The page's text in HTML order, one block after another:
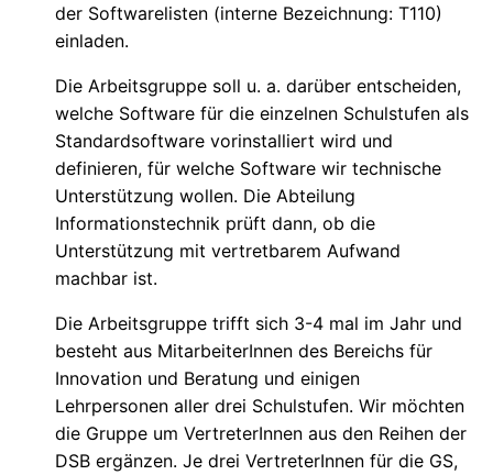
der Softwarelisten (interne Bezeichnung: T110)
einladen.
Die Arbeitsgruppe soll u. a. darüber entscheiden,
welche Software für die einzelnen Schulstufen als
Standardsoftware vorinstalliert wird und
definieren, für welche Software wir technische
Unterstützung wollen. Die Abteilung
Informationstechnik prüft dann, ob die
Unterstützung mit vertretbarem Aufwand
machbar ist.
Die Arbeitsgruppe trifft sich 3-4 mal im Jahr und
besteht aus MitarbeiterInnen des Bereichs für
Innovation und Beratung und einigen
Lehrpersonen aller drei Schulstufen. Wir möchten
die Gruppe um VertreterInnen aus den Reihen der
DSB ergänzen. Je drei VertreterInnen für die GS,